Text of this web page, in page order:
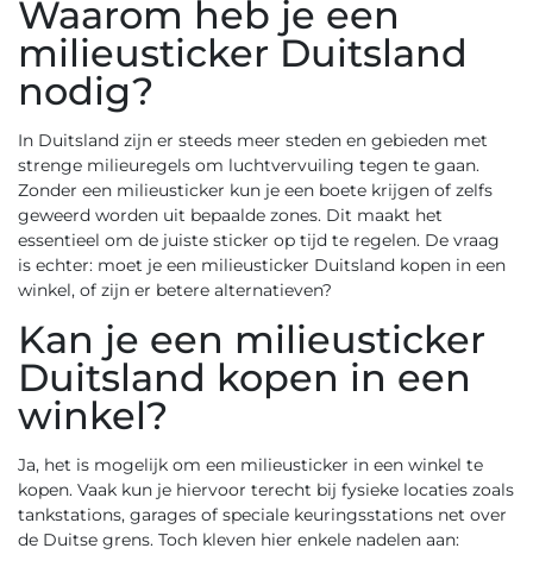
Waarom heb je een
milieusticker Duitsland
nodig?
In Duitsland zijn er steeds meer steden en gebieden met
strenge milieuregels om luchtvervuiling tegen te gaan.
Zonder een milieusticker kun je een boete krijgen of zelfs
geweerd worden uit bepaalde zones. Dit maakt het
essentieel om de juiste sticker op tijd te regelen. De vraag
is echter: moet je een milieusticker Duitsland kopen in een
winkel, of zijn er betere alternatieven?
Kan je een milieusticker
Duitsland kopen in een
winkel?
Ja, het is mogelijk om een milieusticker in een winkel te
kopen. Vaak kun je hiervoor terecht bij fysieke locaties zoals
tankstations, garages of speciale keuringsstations net over
de Duitse grens. Toch kleven hier enkele nadelen aan: